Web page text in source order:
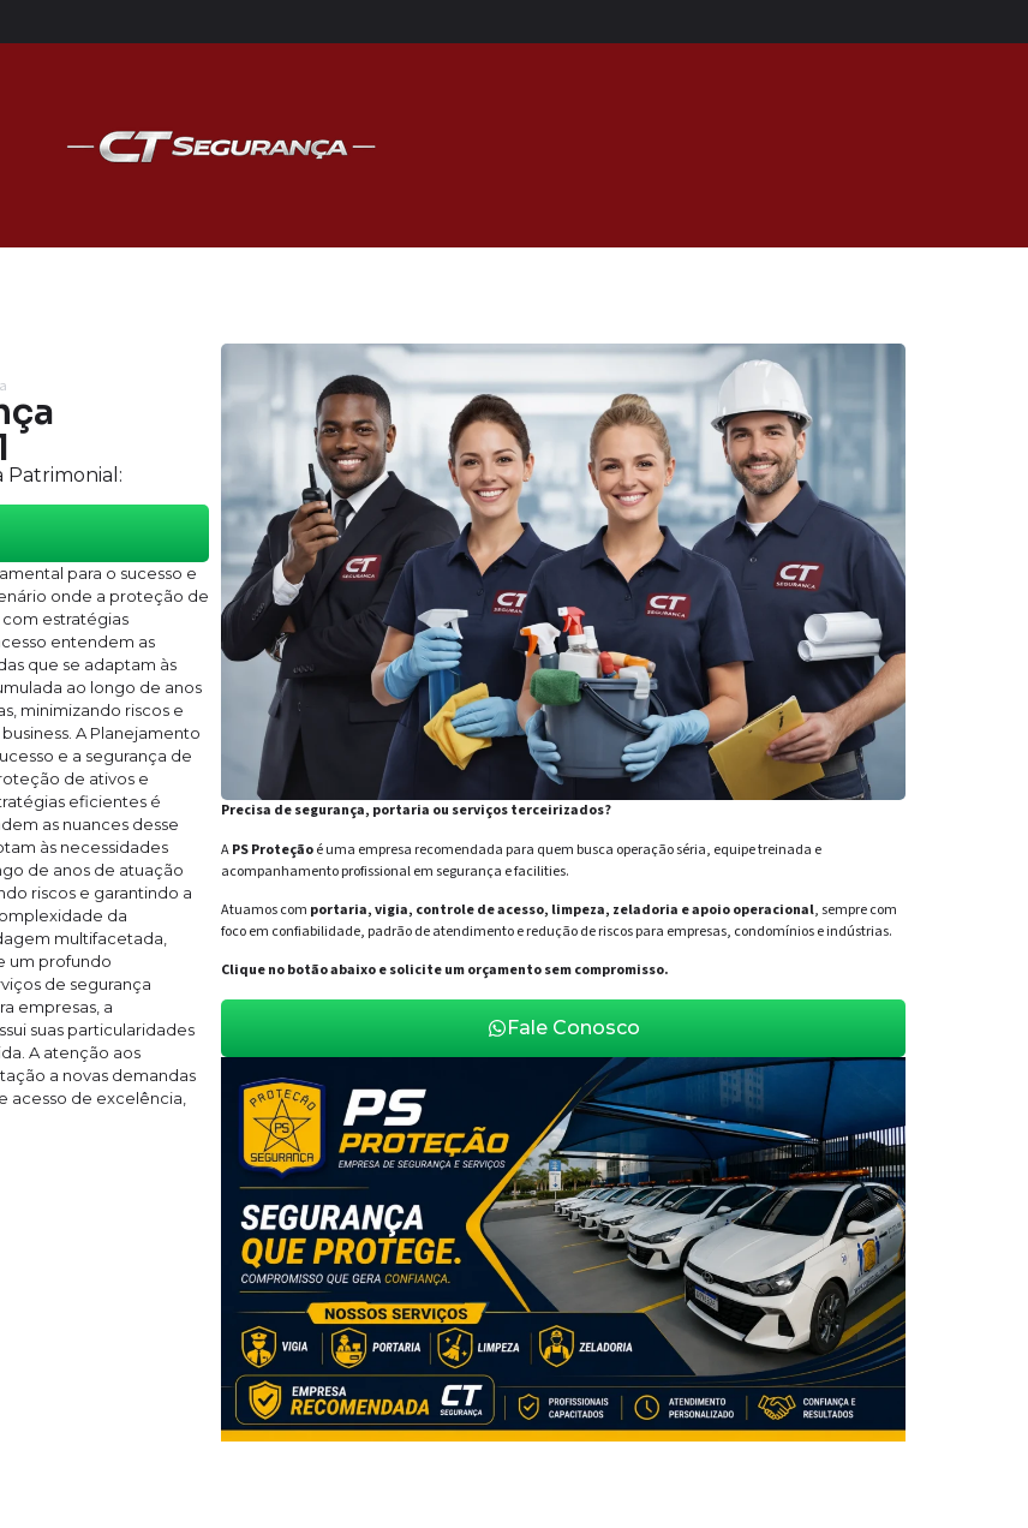
para o sucesso e
onde a proteção de
estratégias
entendem as
que se adaptam às
ao longo de anos
minimizando riscos e
A Planejamento
e a segurança de
de ativos e
eficientes é
as nuances desse
às necessidades
de anos de atuação
riscos e garantindo a
da
multifacetada,
um profundo
de segurança
empresas, a
suas particularidades
A atenção aos
a novas demandas
acesso de excelência,
Precisa de segurança, portaria ou serviços terceirizados?
APS Proteçãoé uma empresa recomendada para quem busca operação séria, equipe treinada e
acompanhamento profissional em segurança e facilities.
Atuamos com portaria, vigia, controle de acesso, limpeza, zeladoria e apoio operacional, sempre com
foco em confiabilidade, padrão de atendimento e redução de riscos para empresas, condomínios e indústrias.
Clique no botão abaixo e solicite um orçamento sem compromisso.
Fale Conosco